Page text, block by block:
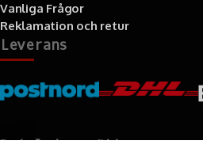
Vanliga Frågor
Reklamation och retur
Leverans
Betalningssätt